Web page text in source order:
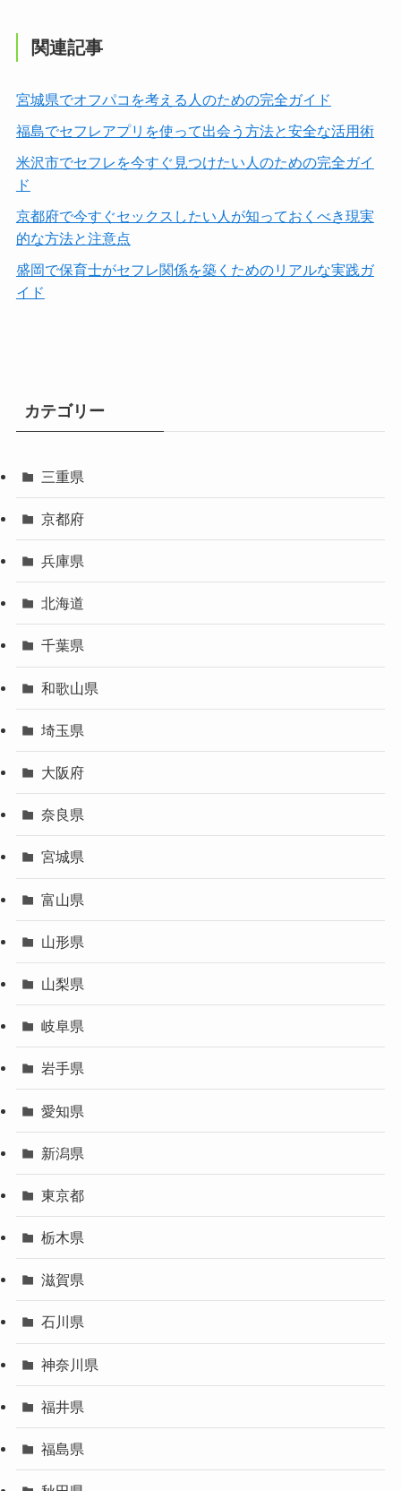
関連記事
宮城県でオフパコを考える人のための完全ガイド
福島でセフレアプリを使って出会う方法と安全な活用術
米沢市でセフレを今すぐ見つけたい人のための完全ガイ
ド
京都府で今すぐセックスしたい人が知っておくべき現実
的な方法と注意点
盛岡で保育士がセフレ関係を築くためのリアルな実践ガ
イド
カテゴリー
三重県
京都府
兵庫県
北海道
千葉県
和歌山県
埼玉県
大阪府
奈良県
宮城県
富山県
山形県
山梨県
岐阜県
岩手県
愛知県
新潟県
東京都
栃木県
滋賀県
石川県
神奈川県
福井県
福島県